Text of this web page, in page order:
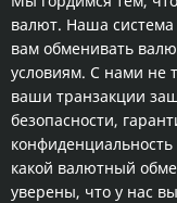
валют. Наша система
вам обменивать
условиям. С нами не
ваши транзакции
безопасности,
какой валютный
уверены, что у нас